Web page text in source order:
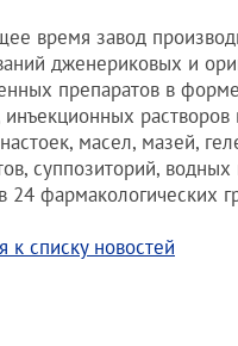
время завод
дженериковых и
препаратов в
инъекционных растворов
масел, мазей,
суппозиторий,
24 фармакологических
к списку новостей